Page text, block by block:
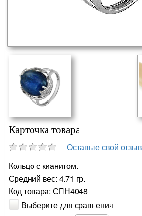
Карточка товара
Оставьте свой отзыв
Кольцо с кианитом.
Средний вес: 4.71 гр.
Код товара: СПН4048
Выберите для сравнения